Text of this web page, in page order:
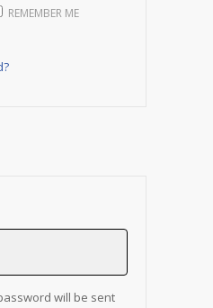
REMEMBER ME
will be sent